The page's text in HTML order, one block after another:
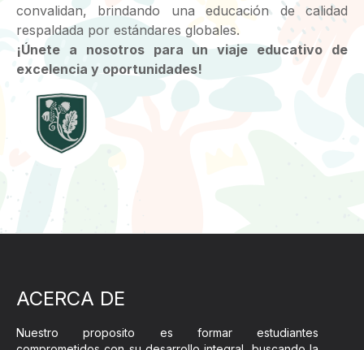
convalidan, brindando una educación de calidad
respaldada por estándares globales.
¡Únete a nosotros para un viaje educativo de
excelencia y oportunidades!
ACERCA DE
Nuestro proposito es formar estudiantes